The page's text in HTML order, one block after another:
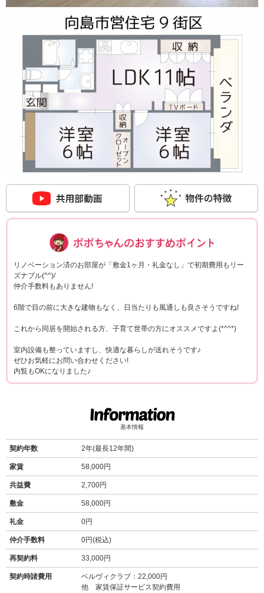
リノベーション済のお部屋が「敷金1ヶ月・礼金なし」で初期費用もリー
ズナブル(^^)/
仲介手数料もありません!
6階で目の前に大きな建物もなく、日当たりも風通しも良さそうですね!
これから同居を開始される方、子育て世帯の方にオススメですよ(*^^*)
室内設備も整っていますし、快適な暮らしが送れそうです♪
ぜひお気軽にお問い合わせください!
内覧もOKになりました♪
基本情報
契約年数 2年(最長12年間)
家賃 58,000円
共益費 2,700円
敷金 58,000円
礼金 0円
仲介手数料 0円(税込)
再契約料 33,000円
契約時諸費用
ベルヴィクラブ：22,000円
他 家賃保証サービス契約費用